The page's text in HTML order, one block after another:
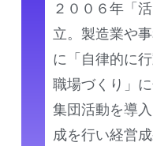
２００６年「
立。製造業や
に「自律的に
職場づくり」
集団活動を導
成を行い経営